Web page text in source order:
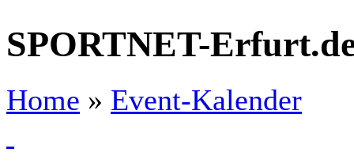
SPORTNET-
Home » Event-Kalender